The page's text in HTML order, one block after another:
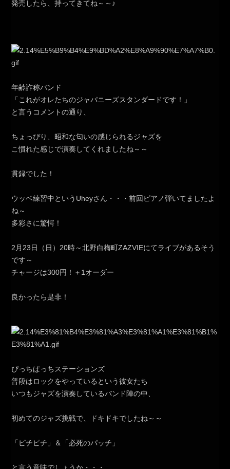
発売したら、持ってきてね～～♪
年齢詐称バンド
「これがオレたちのジャパニーズスタンダードです！」
と言うコメントの通り、
ちょっぴり、昭和な匂いの感じられるジャズを
こ慣れた感じで演奏してくれましたね～～
貫録でした！
ウッベ練習中というUheyさん・・・前回ピアノ弾いてましたよ
ね～
多彩さに驚愕！
2月23日（日）20時～北野白梅町ZAZVIEにてライブがあるそう
です～
チャージは300円！＋1オーダー
良かったら是非！
ぴっちぱっちステーションズ
普段はロックをやっているという彼女たち
いつもジャズを演奏しているバンド陣の中、
初めてのジャズ挑戦で、ドキドキでしたね～～
「ピチピチ」＆「必死のパッチ」